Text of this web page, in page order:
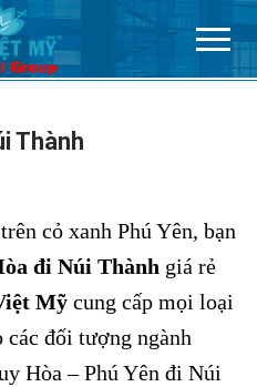
Thành
cỏ xanh Phú Yên, bạn
đi Núi Thành giá rẻ
Mỹ cung cấp mọi loại
các đối tượng ngành
Hòa – Phú Yên đi Núi